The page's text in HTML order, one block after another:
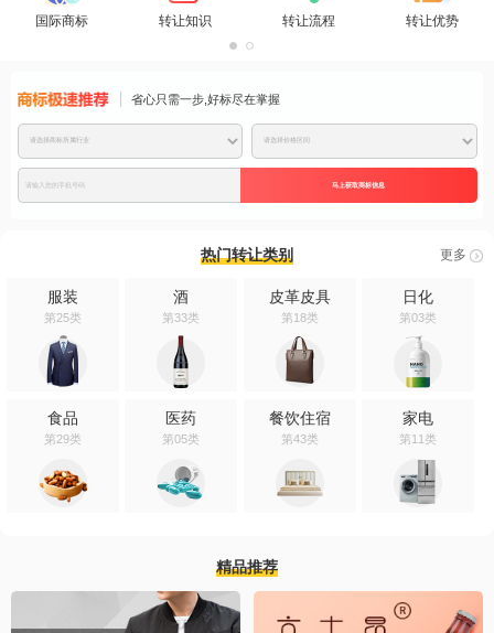
国际商标 转让知识 转让流程 转让优势
省心只需一步,好标尽在掌握
商标免费推
马上获取商标信息
更多
热门转让类别
服装
第25类
酒
第33类
皮革皮具
第18类
日化
第03类
食品
第29类
医药
第05类
餐饮住宿
第43类
家电
第11类
精品推荐